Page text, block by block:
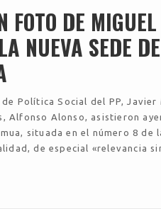
FOTO DE
NUEVA SEDE
Política Social del PP,
Alfonso Alonso, asistieron
situada en el número 8 de
de especial «relevancia